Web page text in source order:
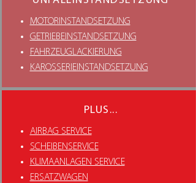
MOTORINSTANDSETZUNG
GETRIEBEINSTANDSETZUNG
FAHRZEUGLACKIERUNG
KAROSSERIEINSTANDSETZUNG
PLUS...
AIRBAG SERVICE
SCHEIBENSERVICE
KLIMAANLAGEN SERVICE
ERSATZWAGEN